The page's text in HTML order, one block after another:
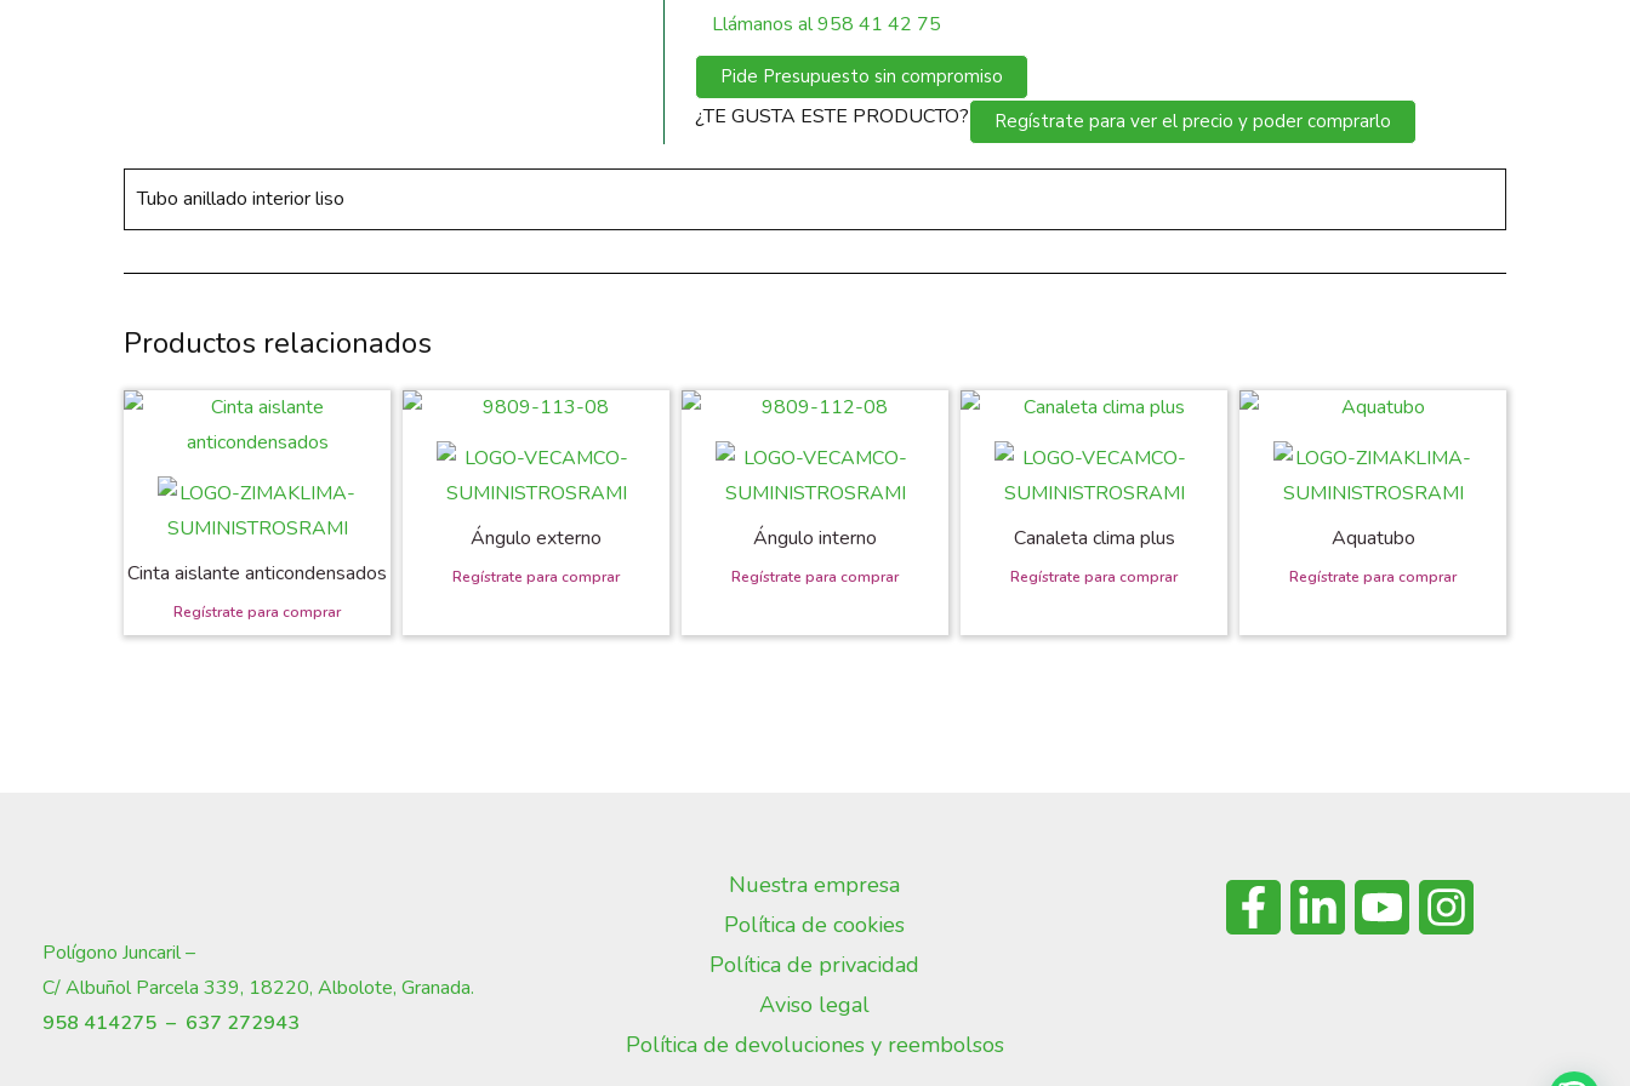
Llámanos al 958 41 42 75
Pide Presupuesto sin compromiso
¿TE GUSTA ESTE PRODUCTO? Regístrate para ver el precio y poder comprarlo
Tubo anillado interior liso
Productos relacionados
Cinta aislante anticondensados
Ángulo externo Ángulo interno Canaleta clima plus Aquatubo
Polígono Juncaril –
C/ Albuñol Parcela 339, 18220, Albolote, Granada.
958 414275 – 637 272943
Nuestra empresa
Política de cookies
Política de privacidad
Aviso legal
Política de devoluciones y reembolsos